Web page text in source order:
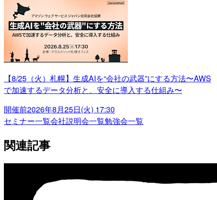
【8/25（火）札幌】生成AIを“会社の武器”にする方法〜AWS
で加速するデータ分析と、安全に導入する仕組み〜
開催前2026年8月25日(火) 17:30
セミナー一覧会社説明会一覧勉強会一覧
関連記事